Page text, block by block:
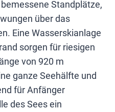
Standplätze,
über das
Eine Wasserskianlage
sorgen für riesigen
von 920 m
ganze Seehälfte und
für Anfänger
des Sees ein